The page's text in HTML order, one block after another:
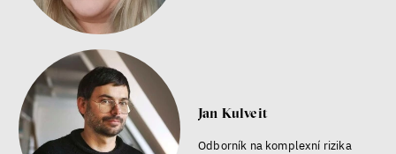
Zobrazit více
Jan Kulveit
Odborník na komplexní rizika